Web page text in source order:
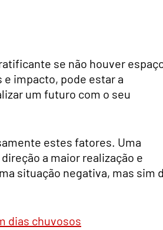
se não houver
impacto, pode estar a
um futuro com o seu
estes fatores. Uma
a maior realização e
situação negativa, mas sim
dias chuvosos